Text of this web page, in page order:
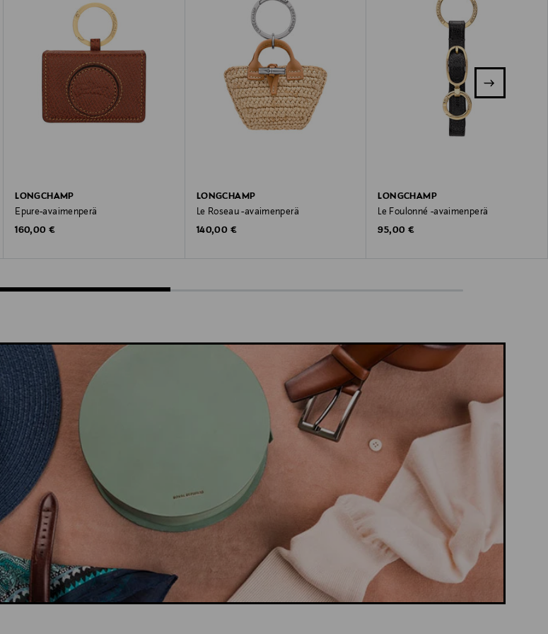
LONGCHAMP
Epure-avaimenperä
Original Price
160,00 €
LONGCHAMP
Le Roseau -avaimenperä
Original Price
140,00 €
LONGCHAMP
Le Foulonné -avaimenperä
Original Price
95,00 €